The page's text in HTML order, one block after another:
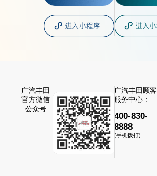
广汽丰田
官方微信
公众号
广汽丰田顾客
服务中心：
400-830-
8888
(手机拨打)